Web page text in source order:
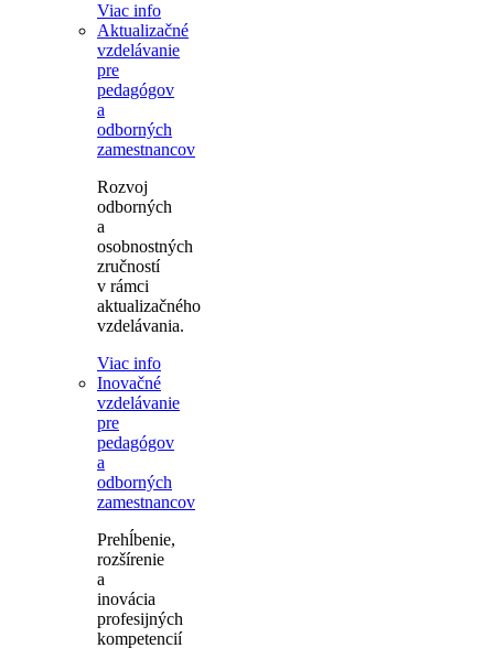
Viac info
Aktualizačné
vzdelávanie
pre
pedagógov
a
odborných
zamestnancov
Rozvoj
odborných
a
osobnostných
zručností
v rámci
aktualizačného
vzdelávania.
Viac info
Inovačné
vzdelávanie
pre
pedagógov
a
odborných
zamestnancov
Prehĺbenie,
rozšírenie
a
inovácia
profesijných
kompetencií